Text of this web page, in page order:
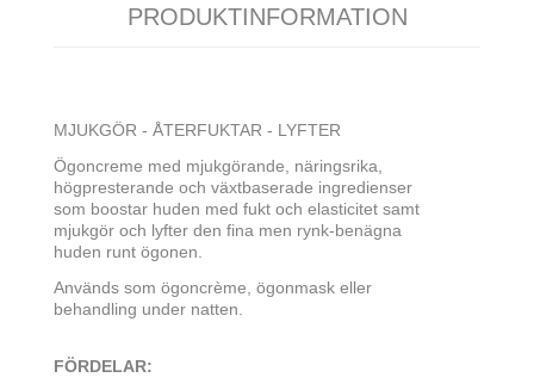
PRODUKTINFORMATION
MJUKGÖR - ÅTERFUKTAR - LYFTER
Ögoncreme med mjukgörande, näringsrika,
högpresterande och växtbaserade ingredienser
som boostar huden med fukt och elasticitet samt
mjukgör och lyfter den fina men rynk-benägna
huden runt ögonen.
Används som ögoncrème, ögonmask eller
behandling under natten.
FÖRDELAR: